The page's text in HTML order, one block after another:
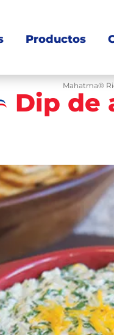
Productos
Mahatma®
Dip de